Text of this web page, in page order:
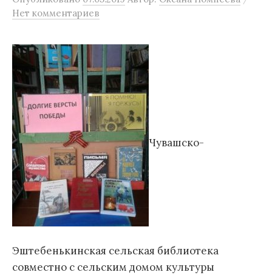
Нет комментариев
Чувашско-
Эштебенькинская сельская библиотека
совместно с сельским домом культуры